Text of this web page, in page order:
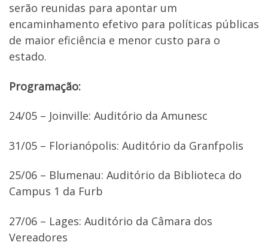
serão reunidas para apontar um
encaminhamento efetivo para políticas públicas
de maior eficiência e menor custo para o
estado.
Programação:
24/05 – Joinville: Auditório da Amunesc
31/05 – Florianópolis: Auditório da Granfpolis
25/06 – Blumenau: Auditório da Biblioteca do
Campus 1 da Furb
27/06 – Lages: Auditório da Câmara dos
Vereadores